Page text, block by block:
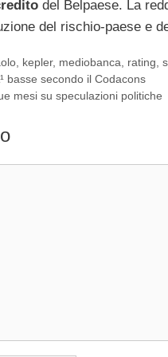
del Belpaese. La
del rischio-paese e
kepler, mediobanca rating ,
basse secondo il Codacons
mesi su speculazioni politiche